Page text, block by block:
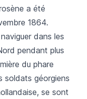
a été
1864.
dans les
pendant plus
du phare
soldats géorgiens
se sont